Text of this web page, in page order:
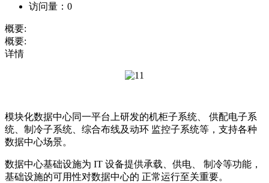
访问量： 0
概要:
概要:
详情
模块化数据中心同一平台上研发的机柜子系统、 供配电子系
统、制冷子系统、综合布线及动环 监控子系统等，支持各种
数据中心场景。
数据中心基础设施为 IT 设备提供承载、供电、 制冷等功能，
基础设施的可用性对数据中心的 正常运行至关重要。